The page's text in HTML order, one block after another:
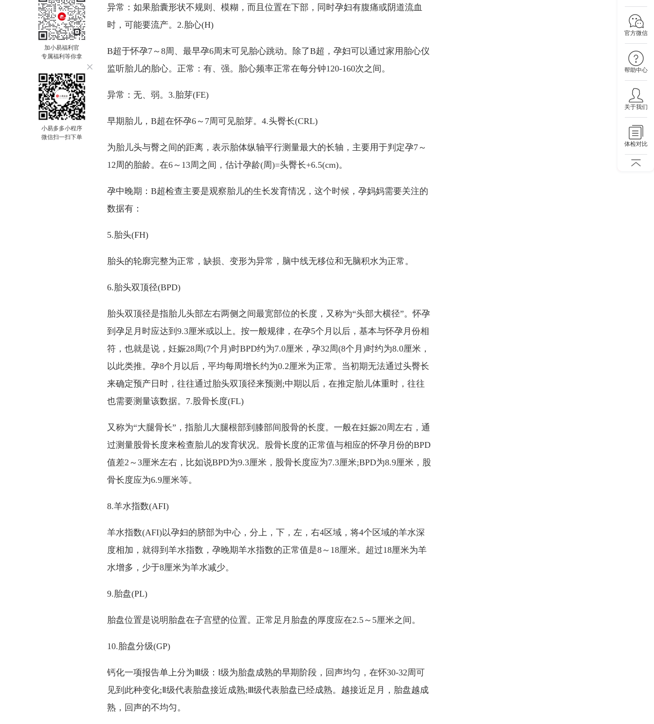
官方微信
帮助中心
关于我们
体检对比
加小易福利官
专属福利等你拿
小易多多小程序
微信扫一扫下单
异常：如果胎囊形状不规则、模糊，而且位置在下部，同时孕妇有腹痛或阴道流血
时，可能要流产。2.胎心(H)
B超于怀孕7～8周、最早孕6周末可见胎心跳动。除了B超，孕妇可以通过家用胎心仪
监听胎儿的胎心。正常：有、强。胎心频率正常在每分钟120-160次之间。
异常：无、弱。3.胎芽(FE)
早期胎儿，B超在怀孕6～7周可见胎芽。4.头臀长(CRL)
为胎儿头与臀之间的距离，表示胎体纵轴平行测量最大的长轴，主要用于判定孕7～
12周的胎龄。在6～13周之间，估计孕龄(周)=头臀长+6.5(cm)。
孕中晚期：B超检查主要是观察胎儿的生长发育情况，这个时候，孕妈妈需要关注的
数据有：
5.胎头(FH)
胎头的轮廓完整为正常，缺损、变形为异常，脑中线无移位和无脑积水为正常。
6.胎头双顶径(BPD)
胎头双顶径是指胎儿头部左右两侧之间最宽部位的长度，又称为“头部大横径”。怀孕
到孕足月时应达到9.3厘米或以上。按一般规律，在孕5个月以后，基本与怀孕月份相
符，也就是说，妊娠28周(7个月)时BPD约为7.0厘米，孕32周(8个月)时约为8.0厘米，
以此类推。孕8个月以后，平均每周增长约为0.2厘米为正常。当初期无法通过头臀长
来确定预产日时，往往通过胎头双顶径来预测;中期以后，在推定胎儿体重时，往往
也需要测量该数据。7.股骨长度(FL)
又称为“大腿骨长”，指胎儿大腿根部到膝部间股骨的长度。一般在妊娠20周左右，通
过测量股骨长度来检查胎儿的发育状况。股骨长度的正常值与相应的怀孕月份的BPD
值差2～3厘米左右，比如说BPD为9.3厘米，股骨长度应为7.3厘米;BPD为8.9厘米，股
骨长度应为6.9厘米等。
8.羊水指数(AFI)
羊水指数(AFI)以孕妇的脐部为中心，分上，下，左，右4区域，将4个区域的羊水深
度相加，就得到羊水指数，孕晚期羊水指数的正常值是8～18厘米。超过18厘米为羊
水增多，少于8厘米为羊水减少。
9.胎盘(PL)
胎盘位置是说明胎盘在子宫壁的位置。正常足月胎盘的厚度应在2.5～5厘米之间。
10.胎盘分级(GP)
钙化一项报告单上分为Ⅲ级：Ⅰ级为胎盘成熟的早期阶段，回声均匀，在怀30-32周可
见到此种变化;Ⅱ级代表胎盘接近成熟;Ⅲ级代表胎盘已经成熟。越接近足月，胎盘越成
熟，回声的不均匀。